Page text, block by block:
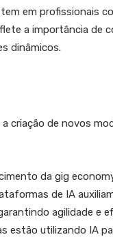
em profissionais
a importância de
dinâmicos.
criação de novos
da gig
de IA
agilidade e
estão utilizando IA